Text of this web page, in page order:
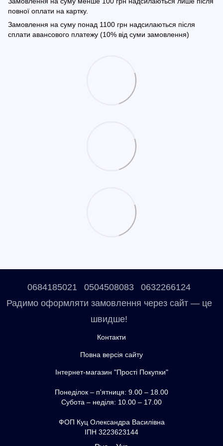
повної оплати на картку.
Замовлення на суму понад 1100 грн надсилаються після
сплати авансового платежу (10% від суми замовлення)
0684185021 0504508083
0632266124
Радимо оформляти замовлення через сайт — це
швидше!
Контакти
Повна версія сайту
Інтернет-магазин "Прості Покупки"
Понеділок – п'ятниця: 9.00 – 18.00
Субота – неділя: 10.00 – 17.00
ФОП Куц Олександра Василівна
ІПН 3223623144